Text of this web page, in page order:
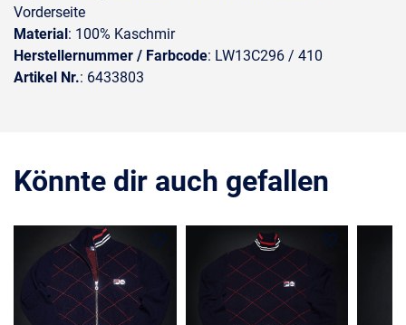
Vorderseite
Material: 100% Kaschmir
Herstellernummer / Farbcode: LW13C296 / 410
Artikel Nr.: 6433803
Könnte dir auch gefallen